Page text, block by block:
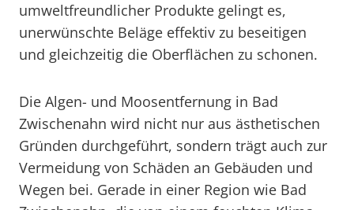
umweltfreundlicher Produkte gelingt es,
unerwünschte Beläge effektiv zu beseitigen
und gleichzeitig die Oberflächen zu schonen.
Die Algen- und Moosentfernung in Bad
Zwischenahn wird nicht nur aus ästhetischen
Gründen durchgeführt, sondern trägt auch zur
Vermeidung von Schäden an Gebäuden und
Wegen bei. Gerade in einer Region wie Bad